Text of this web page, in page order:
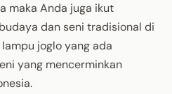
maka Anda juga ikut
dan seni tradisional di
joglo yang ada
yang mencerminkan